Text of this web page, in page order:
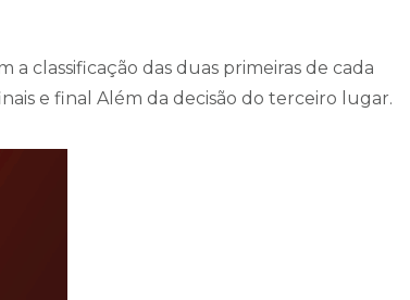
a classificação das duas primeiras de cada
e final Além da decisão do terceiro lugar.